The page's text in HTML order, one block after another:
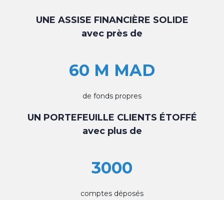
UNE ASSISE FINANCIÈRE SOLIDE
avec près de
60 M MAD
de fonds propres
UN PORTEFEUILLE CLIENTS ÉTOFFÉ
avec plus de
3000
comptes déposés